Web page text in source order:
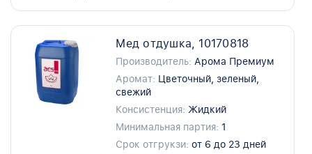
Мед отдушка, 10170818
Производитель: Арома Премиум
Аромат: Цветочный, зеленый,
свежий
Консистенция: Жидкий
Минимальная партия: 1
Срок отгрукзи: от 6 до 23 дней